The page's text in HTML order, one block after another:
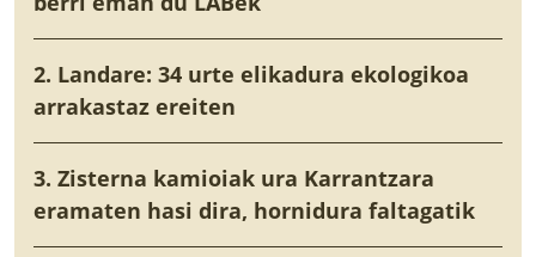
2. Landare: 34 urte elikadura ekologikoa
arrakastaz ereiten
3. Zisterna kamioiak ura Karrantzara
eramaten hasi dira, hornidura faltagatik